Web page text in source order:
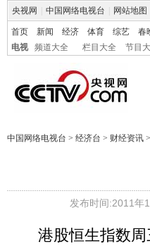
央视网 中国网络电视台 网站地图
首页 新闻 经济 体育 综艺 春
电视
频道大全 栏目大全 节目
中国网络电视台 > 经济台 > 财经资讯 >
发布时间:2011年
港股恒生指数周